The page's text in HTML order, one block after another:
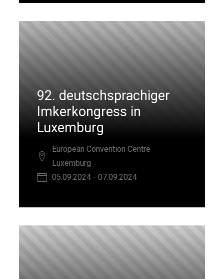
92. deutschsprachiger
Imkerkongress in
Luxemburg
European Convention Centre
Luxemburg
05.09.2024 - 07.09.2024